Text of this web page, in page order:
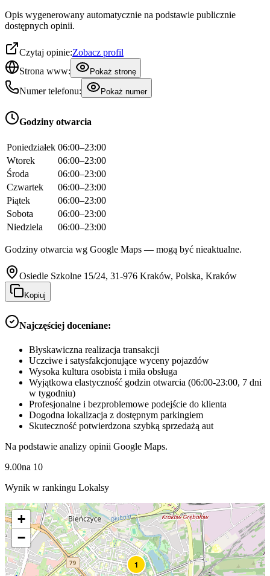
Opis wygenerowany automatycznie na podstawie publicznie
dostępnych opinii.
Czytaj opinie:Zobacz profil
Strona www:
Pokaż stronę
Numer telefonu: Pokaż numer
Godziny otwarcia
Poniedziałek 06:00–23:00
Wtorek
06:00–23:00
Środa
06:00–23:00
Czwartek
06:00–23:00
Piątek
06:00–23:00
Sobota
06:00–23:00
Niedziela
06:00–23:00
Godziny otwarcia wg Google Maps — mogą być nieaktualne.
Osiedle Szkolne 15/24, 31-976 Kraków, Polska, Kraków
Kopiuj
Najczęściej doceniane:
Błyskawiczna realizacja transakcji
Uczciwe i satysfakcjonujące wyceny pojazdów
Wysoka kultura osobista i miła obsługa
Wyjątkowa elastyczność godzin otwarcia (06:00-23:00, 7 dni
w tygodniu)
Profesjonalne i bezproblemowe podejście do klienta
Dogodna lokalizacja z dostępnym parkingiem
Skuteczność potwierdzona szybką sprzedażą aut
Na podstawie analizy opinii Google Maps.
9.00na 10
Wynik w rankingu Lokalsy
1
+
−